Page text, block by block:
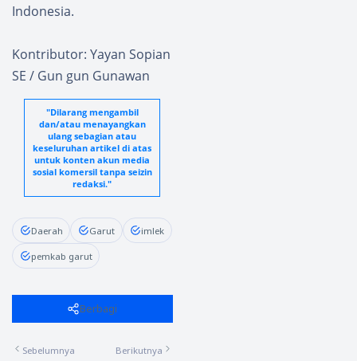
Indonesia.
Kontributor: Yayan Sopian
SE / Gun gun Gunawan
"Dilarang mengambil
dan/atau menayangkan
ulang sebagian atau
keseluruhan artikel di atas
untuk konten akun media
sosial komersil tanpa seizin
redaksi."
Daerah Garut imlek
pemkab garut
Berbagi
Sebelumnya Berikutnya